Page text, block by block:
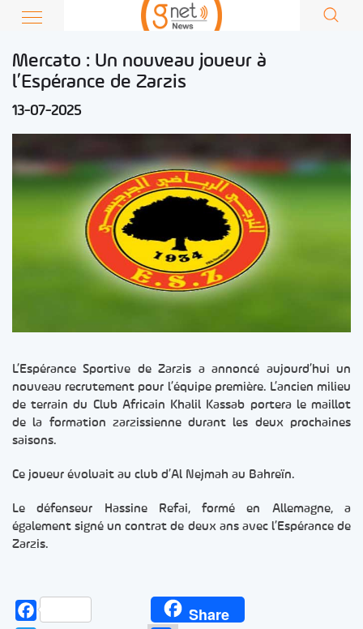
Mercato : Un nouveau joueur à
l’Espérance de Zarzis
13-07-2025
L’Espérance Sportive de Zarzis a annoncé aujourd’hui un
nouveau recrutement pour l’équipe première. L’ancien milieu
de terrain du Club Africain Khalil Kassab portera le maillot
de la formation zarzissienne durant les deux prochaines
saisons.
Ce joueur évoluait au club d’Al Nejmah au Bahreïn.
Le défenseur Hassine Refai, formé en Allemagne, a
également signé un contrat de deux ans avec l’Espérance de
Zarzis.
Facebook Share